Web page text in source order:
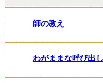
師の教え
わがままな呼び出し